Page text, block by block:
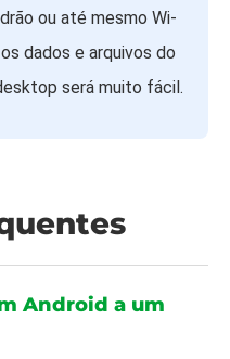
ou até mesmo Wi-
dados e arquivos do
será muito fácil.
Android a um